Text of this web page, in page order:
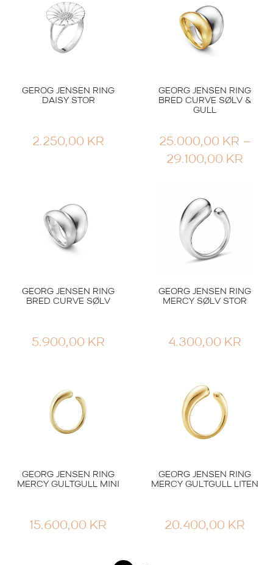
GEROG JENSEN RING
DAISY STOR
2.250,00 KR
GEORG JENSEN RING
BRED CURVE SØLV &
GULL
25.000,00 KR –
29.100,00 KR
GEORG JENSEN RING
BRED CURVE SØLV
5.900,00 KR
GEORG JENSEN RING
MERCY SØLV STOR
4.300,00 KR
GEORG JENSEN RING
MERCY GULTGULL MINI
15.600,00 KR
GEORG JENSEN RING
MERCY GULTGULL LITEN
20.400,00 KR